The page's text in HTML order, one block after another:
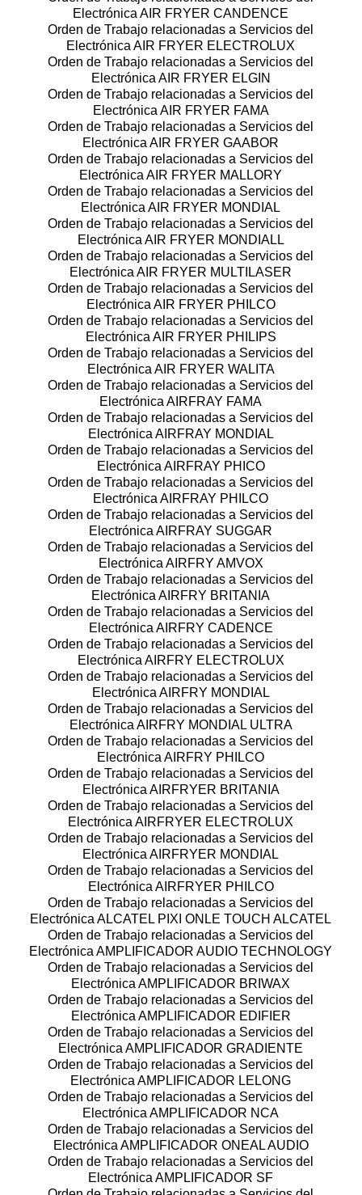
Electrónica AIR FRYER CANDENCE
Orden de Trabajo relacionadas a Servicios del
Electrónica AIR FRYER ELECTROLUX
Orden de Trabajo relacionadas a Servicios del
Electrónica AIR FRYER ELGIN
Orden de Trabajo relacionadas a Servicios del
Electrónica AIR FRYER FAMA
Orden de Trabajo relacionadas a Servicios del
Electrónica AIR FRYER GAABOR
Orden de Trabajo relacionadas a Servicios del
Electrónica AIR FRYER MALLORY
Orden de Trabajo relacionadas a Servicios del
Electrónica AIR FRYER MONDIAL
Orden de Trabajo relacionadas a Servicios del
Electrónica AIR FRYER MONDIALL
Orden de Trabajo relacionadas a Servicios del
Electrónica AIR FRYER MULTILASER
Orden de Trabajo relacionadas a Servicios del
Electrónica AIR FRYER PHILCO
Orden de Trabajo relacionadas a Servicios del
Electrónica AIR FRYER PHILIPS
Orden de Trabajo relacionadas a Servicios del
Electrónica AIR FRYER WALITA
Orden de Trabajo relacionadas a Servicios del
Electrónica AIRFRAY FAMA
Orden de Trabajo relacionadas a Servicios del
Electrónica AIRFRAY MONDIAL
Orden de Trabajo relacionadas a Servicios del
Electrónica AIRFRAY PHICO
Orden de Trabajo relacionadas a Servicios del
Electrónica AIRFRAY PHILCO
Orden de Trabajo relacionadas a Servicios del
Electrónica AIRFRAY SUGGAR
Orden de Trabajo relacionadas a Servicios del
Electrónica AIRFRY AMVOX
Orden de Trabajo relacionadas a Servicios del
Electrónica AIRFRY BRITANIA
Orden de Trabajo relacionadas a Servicios del
Electrónica AIRFRY CADENCE
Orden de Trabajo relacionadas a Servicios del
Electrónica AIRFRY ELECTROLUX
Orden de Trabajo relacionadas a Servicios del
Electrónica AIRFRY MONDIAL
Orden de Trabajo relacionadas a Servicios del
Electrónica AIRFRY MONDIAL ULTRA
Orden de Trabajo relacionadas a Servicios del
Electrónica AIRFRY PHILCO
Orden de Trabajo relacionadas a Servicios del
Electrónica AIRFRYER BRITANIA
Orden de Trabajo relacionadas a Servicios del
Electrónica AIRFRYER ELECTROLUX
Orden de Trabajo relacionadas a Servicios del
Electrónica AIRFRYER MONDIAL
Orden de Trabajo relacionadas a Servicios del
Electrónica AIRFRYER PHILCO
Orden de Trabajo relacionadas a Servicios del
Electrónica ALCATEL PIXI ONLE TOUCH ALCATEL
Orden de Trabajo relacionadas a Servicios del
Electrónica AMPLIFICADOR AUDIO TECHNOLOGY
Orden de Trabajo relacionadas a Servicios del
Electrónica AMPLIFICADOR BRIWAX
Orden de Trabajo relacionadas a Servicios del
Electrónica AMPLIFICADOR EDIFIER
Orden de Trabajo relacionadas a Servicios del
Electrónica AMPLIFICADOR GRADIENTE
Orden de Trabajo relacionadas a Servicios del
Electrónica AMPLIFICADOR LELONG
Orden de Trabajo relacionadas a Servicios del
Electrónica AMPLIFICADOR NCA
Orden de Trabajo relacionadas a Servicios del
Electrónica AMPLIFICADOR ONEAL AUDIO
Orden de Trabajo relacionadas a Servicios del
Electrónica AMPLIFICADOR SF